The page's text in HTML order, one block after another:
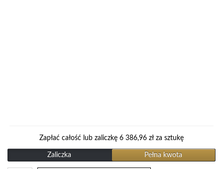
Zapłać całość lub zaliczkę 6 386,96 zł za sztukę
Zaliczka Pełna kwota